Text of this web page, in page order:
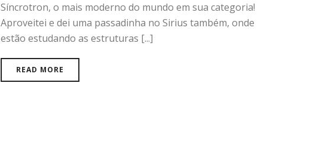
Síncrotron, o mais moderno do mundo em sua categoria!
Aproveitei e dei uma passadinha no Sirius também, onde
estão estudando as estruturas [...]
READ MORE